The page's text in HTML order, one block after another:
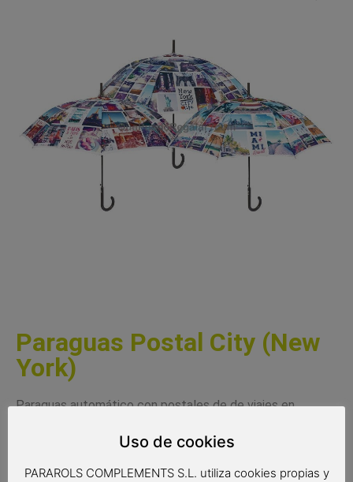
Paraguas Postal City (New
York)
Paraguas automático con postales de de viajes en
paseas bajo la lluvia.
Disponibles tres modelos diferentes.
Uso de cookies
PARAROLS COMPLEMENTS S.L. utiliza cookies propias y